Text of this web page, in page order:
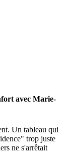
avec Marie-
Un tableau qui
trop juste
ne s'arrêtait